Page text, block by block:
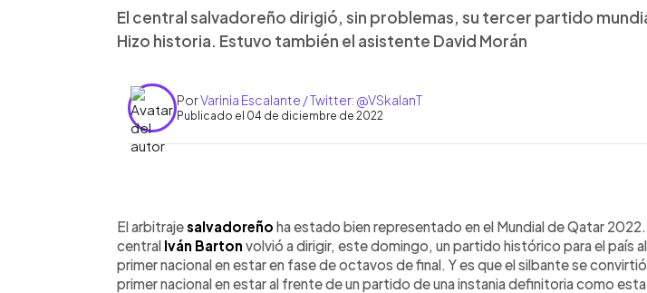
El central salvadoreño dirigió, sin problemas, su tercer partido
Hizo historia. Estuvo también el asistente David Morán
PorVarinia Escalante / Twitter: @VSkalanT
Publicado el 04 de diciembre de 2022
► Escuchar artículo
El arbitrajesalvadoreño ha estado bien representado en el Mundial de Qatar 2022.
central Iván Barton volvió a dirigir, este domingo, un partido histórico para el país
primer nacional en estar en fase de octavos de final. Y es que el silbante se
primer nacional en estar al frente de un partido de una instania definitoria como esta.